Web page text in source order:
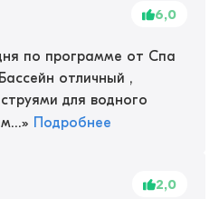
6,0
по программе от Спа
отличный ,
для водного
» Подробнее
2,0